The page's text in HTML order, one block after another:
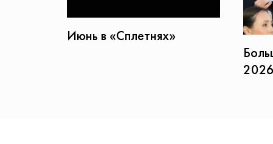
Июнь в «Сплетнях»
2026